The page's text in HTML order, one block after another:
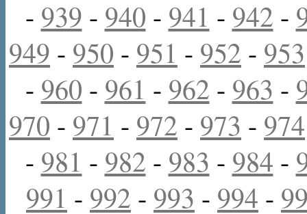
- 939 - 940 - 941 - 942 -
949 - 950 - 951 - 952 - 953
- 960 - 961 - 962 - 963 -
970 - 971 - 972 - 973 - 974
- 981 - 982 - 983 - 984 -
991 - 992 - 993 - 994 -